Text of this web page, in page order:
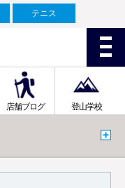
テニス
店舗ブログ 登山学校